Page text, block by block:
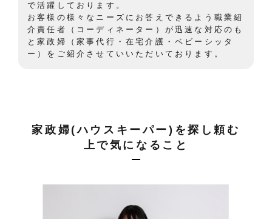
で活躍しております。
お客様の様々なニーズにお答えできるよう職業紹
介責任者（コーディネーター）が迅速な対応のも
と家政婦（家事代行・在宅介護・ベビーシッタ
ー）をご紹介させていいただいております。
家政婦(ハウスキーパー)を探し頼む
上で気になること